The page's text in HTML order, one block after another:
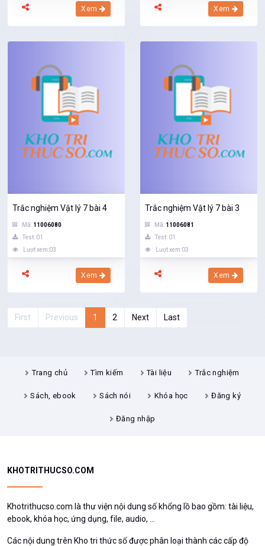
Xem Xem
Trắc nghiệm Vật lý 7 bài 4
Mã: 11006080
Test: 01
Lượt xem:03
Xem
Trắc nghiệm Vật lý 7 bài 3
Mã: 11006081
Test: 01
Lượt xem:03
Xem
First Previous 1 2 Next Last
Trang chủ Tìm kiếm Tài liệu Trắc nghiệm
Sách, ebook Sách nói Khóa học Đăng ký
Đăng nhập
KHOTRITHUCSO.COM
Khotrithucso.com là thư viện nội dung số khổng lồ bao gồm: tài liệu,
ebook, khóa học, ứng dụng, file, audio, ...
Các nội dung trên Kho tri thức số được phân loại thành các cấp độ